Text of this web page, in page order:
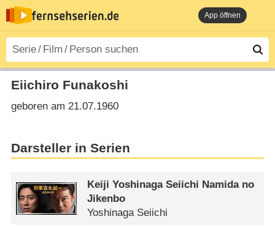
App öffnen
Eiichiro Funakoshi
geboren am 21.07.1960
Darsteller in Serien
Keiji Yoshinaga Seiichi Namida no
Jikenbo
Yoshinaga Seiichi